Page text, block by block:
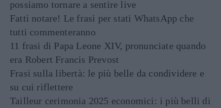
possiamo tornare a sentire live
Fatti notare! Le frasi per stati WhatsApp che
tutti commenteranno
11 frasi di Papa Leone XIV, pronunciate quando
era Robert Francis Prevost
Frasi sulla libertà: le più belle da condividere e
su cui riflettere
Tailleur cerimonia 2025 economici: i più belli di